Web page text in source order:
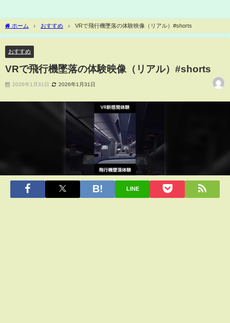
ホーム おすすめ VRで飛行機墜落の体験映像（リアル）#shorts
おすすめ
VRで飛行機墜落の体験映像（リアル）#shorts
2026年1月31日 2026年1月31日
LINE